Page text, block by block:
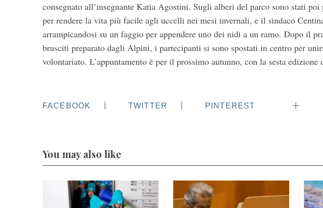
consegnato all’insegnante Katia Agostini. Sugli alberi del parco sono stati
per rendere la vita più facile agli uccelli nei mesi invernali, e il sindaco
arrampicandosi su un faggio per appendere uno dei nidi a un ramo. Dopo il
brusciti preparato dagli Alpini, i partecipanti si sono spostati in centro per
volontariato. L’appuntamento è per il prossimo autunno, con la sesta edizione
FACEBOOK TWITTER PINTEREST
You may also like